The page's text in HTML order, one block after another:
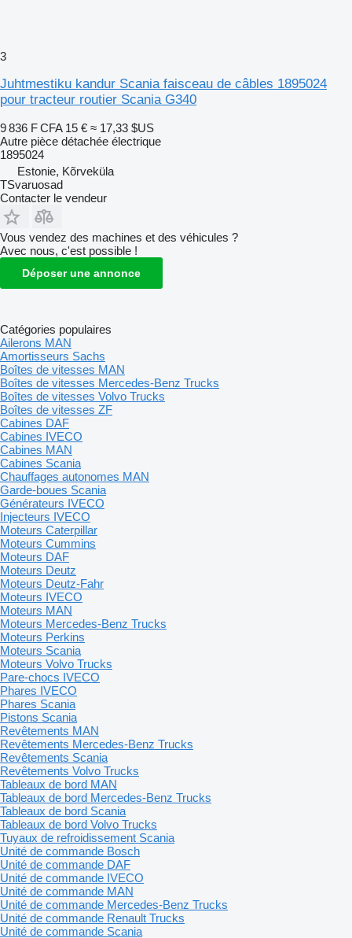
3
Juhtmestiku kandur Scania faisceau de câbles 1895024
pour tracteur routier Scania G340
9 836 F CFA 15 € ≈ 17,33 $US
Autre pièce détachée électrique
1895024
Estonie, Kõrveküla
TSvaruosad
Contacter le vendeur
Vous vendez des machines et des véhicules ?
Avec nous, c'est possible !
Déposer une annonce
Catégories populaires
Ailerons MAN
Amortisseurs Sachs
Boîtes de vitesses MAN
Boîtes de vitesses Mercedes-Benz Trucks
Boîtes de vitesses Volvo Trucks
Boîtes de vitesses ZF
Cabines DAF
Cabines IVECO
Cabines MAN
Cabines Scania
Chauffages autonomes MAN
Garde-boues Scania
Générateurs IVECO
Injecteurs IVECO
Moteurs Caterpillar
Moteurs Cummins
Moteurs DAF
Moteurs Deutz
Moteurs Deutz-Fahr
Moteurs IVECO
Moteurs MAN
Moteurs Mercedes-Benz Trucks
Moteurs Perkins
Moteurs Scania
Moteurs Volvo Trucks
Pare-chocs IVECO
Phares IVECO
Phares Scania
Pistons Scania
Revêtements MAN
Revêtements Mercedes-Benz Trucks
Revêtements Scania
Revêtements Volvo Trucks
Tableaux de bord MAN
Tableaux de bord Mercedes-Benz Trucks
Tableaux de bord Scania
Tableaux de bord Volvo Trucks
Tuyaux de refroidissement Scania
Unité de commande Bosch
Unité de commande DAF
Unité de commande IVECO
Unité de commande MAN
Unité de commande Mercedes-Benz Trucks
Unité de commande Renault Trucks
Unité de commande Scania